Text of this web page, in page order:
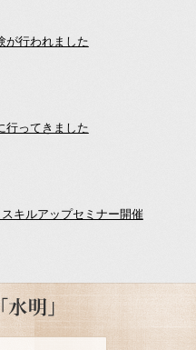
が行われました
行ってきました
キルアップセミナー開催